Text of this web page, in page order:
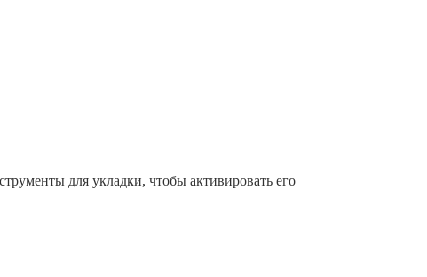
для укладки, чтобы активировать его